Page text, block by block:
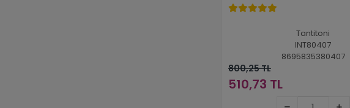
Tantitoni
INT80407
8695835380407
800,25 TL
510,73 TL